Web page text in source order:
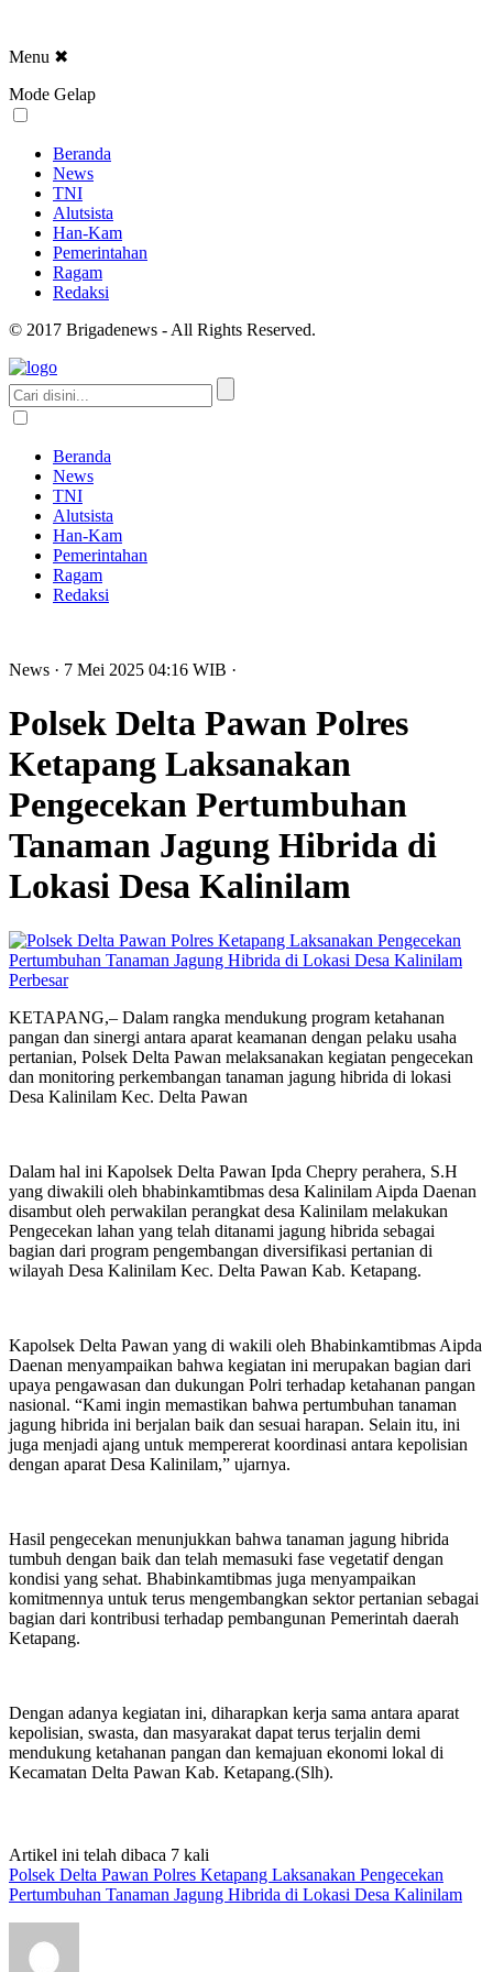
Menu ✖
Mode Gelap
Beranda
News
TNI
Alutsista
Han-Kam
Pemerintahan
Ragam
Redaksi
© 2017 Brigadenews - All Rights Reserved.
Beranda
News
TNI
Alutsista
Han-Kam
Pemerintahan
Ragam
Redaksi
News · 7 Mei 2025 04:16 WIB ·
Polsek Delta Pawan Polres
Ketapang Laksanakan
Pengecekan Pertumbuhan
Tanaman Jagung Hibrida di
Lokasi Desa Kalinilam
Perbesar
KETAPANG,– Dalam rangka mendukung program ketahanan
pangan dan sinergi antara aparat keamanan dengan pelaku usaha
pertanian, Polsek Delta Pawan melaksanakan kegiatan pengecekan
dan monitoring perkembangan tanaman jagung hibrida di lokasi
Desa Kalinilam Kec. Delta Pawan
Dalam hal ini Kapolsek Delta Pawan Ipda Chepry perahera, S.H
yang diwakili oleh bhabinkamtibmas desa Kalinilam Aipda Daenan
disambut oleh perwakilan perangkat desa Kalinilam melakukan
Pengecekan lahan yang telah ditanami jagung hibrida sebagai
bagian dari program pengembangan diversifikasi pertanian di
wilayah Desa Kalinilam Kec. Delta Pawan Kab. Ketapang.
Kapolsek Delta Pawan yang di wakili oleh Bhabinkamtibmas Aipda
Daenan menyampaikan bahwa kegiatan ini merupakan bagian dari
upaya pengawasan dan dukungan Polri terhadap ketahanan pangan
nasional. “Kami ingin memastikan bahwa pertumbuhan tanaman
jagung hibrida ini berjalan baik dan sesuai harapan. Selain itu, ini
juga menjadi ajang untuk mempererat koordinasi antara kepolisian
dengan aparat Desa Kalinilam,” ujarnya.
Hasil pengecekan menunjukkan bahwa tanaman jagung hibrida
tumbuh dengan baik dan telah memasuki fase vegetatif dengan
kondisi yang sehat. Bhabinkamtibmas juga menyampaikan
komitmennya untuk terus mengembangkan sektor pertanian sebagai
bagian dari kontribusi terhadap pembangunan Pemerintah daerah
Ketapang.
Dengan adanya kegiatan ini, diharapkan kerja sama antara aparat
kepolisian, swasta, dan masyarakat dapat terus terjalin demi
mendukung ketahanan pangan dan kemajuan ekonomi lokal di
Kecamatan Delta Pawan Kab. Ketapang.(Slh).
Artikel ini telah dibaca 7 kali
Polsek Delta Pawan Polres Ketapang Laksanakan Pengecekan
Pertumbuhan Tanaman Jagung Hibrida di Lokasi Desa Kalinilam